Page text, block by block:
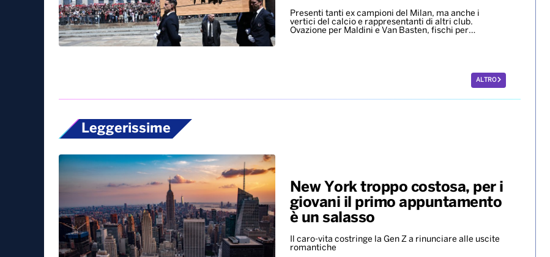
Presenti tanti ex campioni del Milan, ma anche i
vertici del calcio e rappresentanti di altri club.
Ovazione per Maldini e Van Basten, fischi per…
ALTRO
Leggerissime
New York troppo costosa, per i
giovani il primo appuntamento
è un salasso
Il caro-vita costringe la Gen Z a rinunciare alle uscite
romantiche